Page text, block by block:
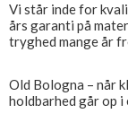
Vi står inde for
års garanti på
tryghed mange år
Old Bologna – når
holdbarhed går op i